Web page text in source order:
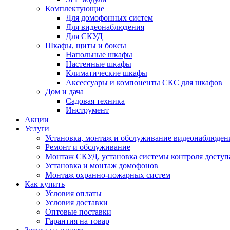
Комплектующие
Для домофонных систем
Для видеонаблюдения
Для СКУД
Шкафы, щиты и боксы
Напольные шкафы
Настенные шкафы
Климатические шкафы
Аксессуары и компоненты СКС для шкафов
Дом и дача
Садовая техника
Инструмент
Акции
Услуги
Установка, монтаж и обслуживание
Ремонт и обслуживание
Монтаж СКУД, установка системы контроля
Установка и монтаж домофонов
Монтаж охранно-пожарных систем
Как купить
Условия оплаты
Условия доставки
Оптовые поставки
Гарантия на товар